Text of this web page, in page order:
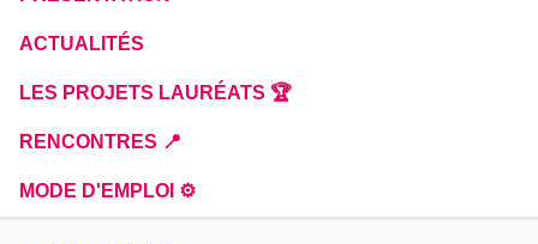
ACTUALITÉS
LES PROJETS LAURÉATS 🏆
RENCONTRES 📍
MODE D'EMPLOI ⚙️